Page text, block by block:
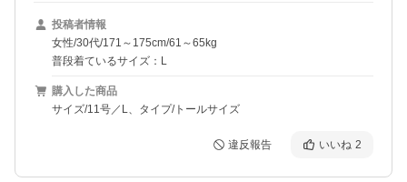
投稿者情報
女性/30代/171～175cm/61～65kg
普段着ているサイズ：L
購入した商品
サイズ/11号／L、タイプ/トールサイズ
違反報告 いいね 2